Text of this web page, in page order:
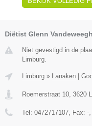
Diëtist Glenn
Niet gevestigd in de
Limburg.
Limburg » Lanaken |
Roemerstraat 10 3620
Tel: 0472717107 , Fax: -